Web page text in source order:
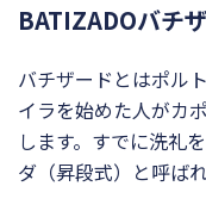
BATIZADOバチ
バチザードとはポル
イラを始めた人がカ
します。すでに洗礼
ダ（昇段式）と呼ば